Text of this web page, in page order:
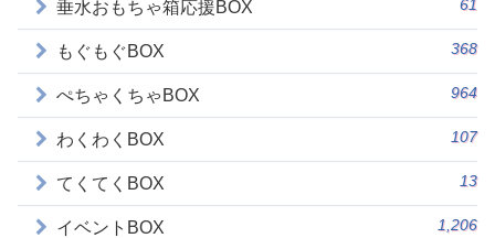
垂水おもちゃ箱応援BOX 61
もぐもぐBOX 368
ぺちゃくちゃBOX 964
わくわくBOX 107
てくてくBOX 13
イベントBOX 1,206